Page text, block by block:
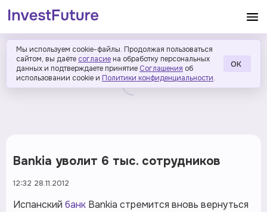
Мы используем cookie-файлы. Продолжая пользоваться
сайтом, вы даёте согласие на обработку персональных
данных и подтверждаете принятие Соглашения об
использовании cookie и Политики конфиденциальности.
ОК
Bankia уволит 6 тыс. сотрудников
12:32 28.11.2012
Испанский банк Bankia стремится вновь вернуться